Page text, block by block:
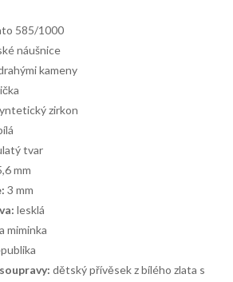
585/1000
náušnice
kameny
zirkon
tvar
mm
3 mm
lesklá
miminka
dětský přívěsek z bílého zlata s